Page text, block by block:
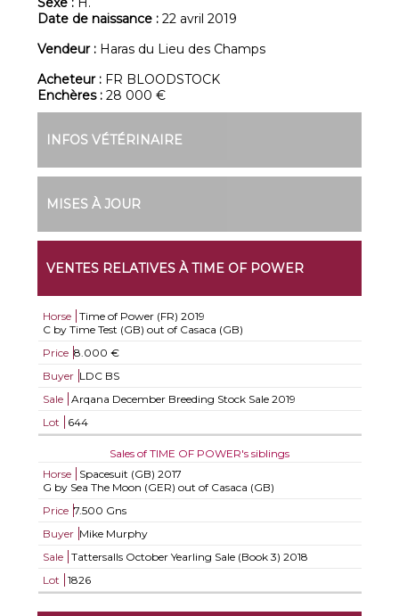
Date de naissance :22 avril 2019
Vendeur : Haras du Lieu des Champs
Acheteur : FR BLOODSTOCK
Enchères :28 000 €
INFOS VÉTÉRINAIRE
MISES À JOUR
VENTES RELATIVES À TIME OF POWER
Horse Time of Power (FR) 2019
C by Time Test (GB) out of Casaca (GB)
Price 8.000 €
Buyer LDC BS
Sale
Arqana December Breeding Stock Sale 2019
Lot
644
Sales of TIME OF POWER's siblings
Horse
Spacesuit (GB) 2017
G by Sea The Moon (GER) out of Casaca (GB)
Price 7.500 Gns
Buyer Mike Murphy
Sale
Tattersalls October Yearling Sale (Book 3) 2018
Lot
1826